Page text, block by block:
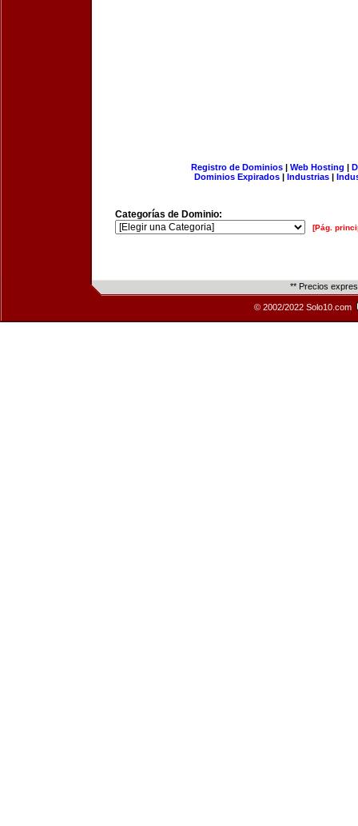
Registro de Dominios| Web Hosting |
Dominios Expirados | Industrias |
Categorías de Dominio:
[Pág.
** Precios
© 2002/2022 Solo10.com